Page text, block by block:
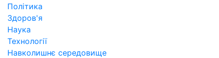
Політика
Здоров'я
Наука
Технології
Навколишнє середовище